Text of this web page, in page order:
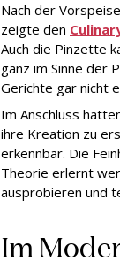
Nach der
zeigte den
Auch die Pinzette
ganz im Sinne der
Gerichte gar nicht
Im Anschluss
ihre Kreation zu
erkennbar. Die
Theorie erlernt
ausprobieren und
Im